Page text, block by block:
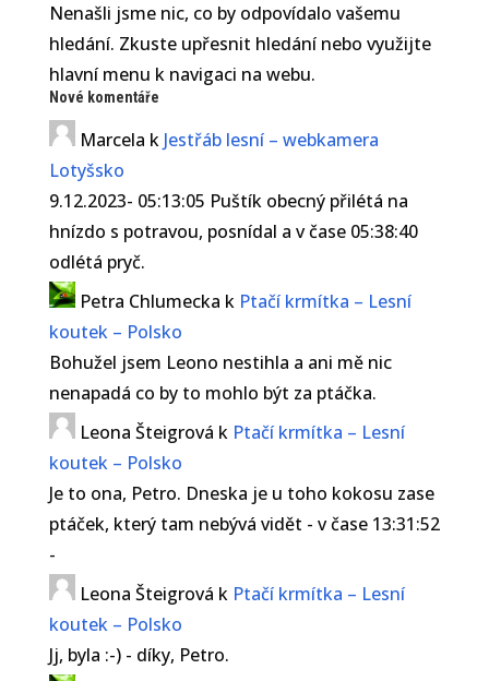
Nenašli jsme nic, co by odpovídalo vašemu
hledání. Zkuste upřesnit hledání nebo využijte
hlavní menu k navigaci na webu.
Nové komentáře
Marcela k Jestřáb lesní – webkamera
Lotyšsko
9.12.2023- 05:13:05 Puštík obecný přilétá na
hnízdo s potravou, posnídal a v čase 05:38:40
odlétá pryč.
Petra Chlumecka k Ptačí krmítka – Lesní
koutek – Polsko
Bohužel jsem Leono nestihla a ani mě nic
nenapadá co by to mohlo být za ptáčka.
Leona Šteigrová k Ptačí krmítka – Lesní
koutek – Polsko
Je to ona, Petro. Dneska je u toho kokosu zase
ptáček, který tam nebývá vidět - v čase 13:31:52
-
Leona Šteigrová k Ptačí krmítka – Lesní
koutek – Polsko
Jj, byla :-) - díky, Petro.